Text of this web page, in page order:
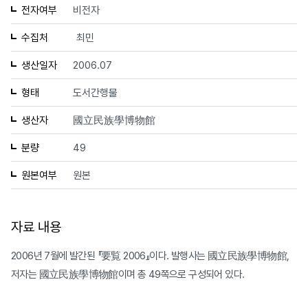
전자여부 비전자
수집처 최민
생산일자 2006.07
형태 도서간행물
생산자 國立民族學博物館
분량 49
원본여부 원본
자료 내용
2006년 7월에 발간된 『要覧 2006』이다. 발행사는 國立民族學博物館,
저자는 國立民族學博物館이며 총 49쪽으로 구성되어 있다.